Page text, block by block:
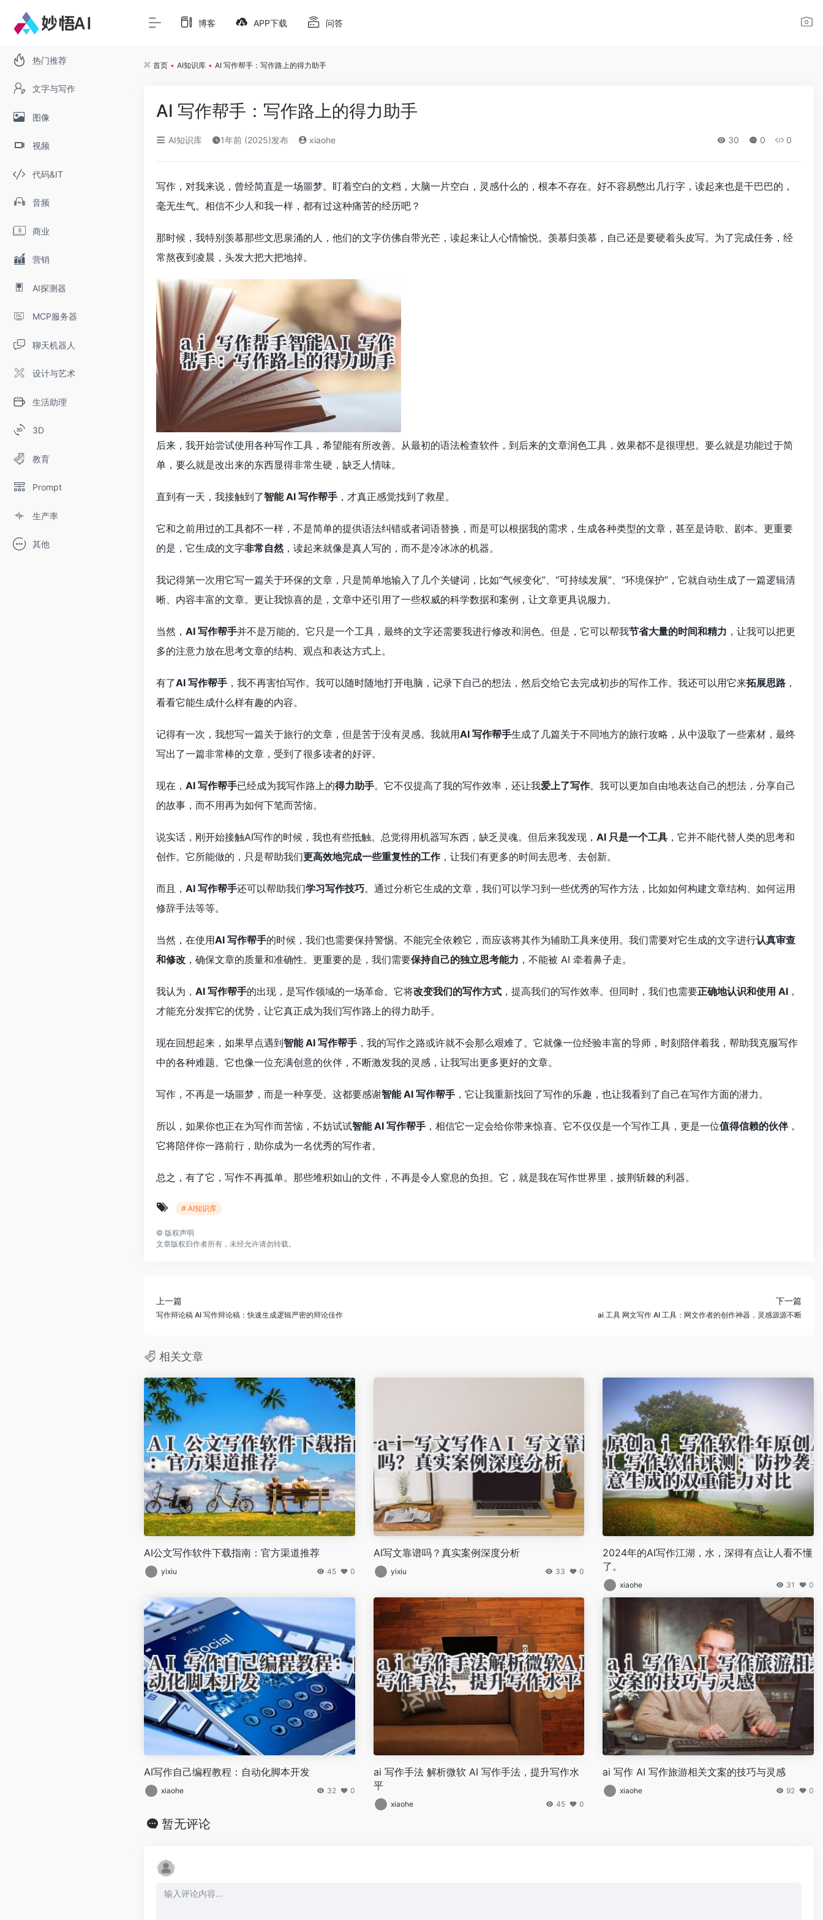
热门推荐
文字与写作
图像
视频
代码&IT
音频
商业
营销
AI探测器
MCP服务器
聊天机器人
设计与艺术
生活助理
3D
教育
Prompt
生产率
其他
博客 APP下载 问答
首页 • AI知识库 • AI 写作帮手：写作路上的得力助手
AI 写作帮手：写作路上的得力助手
AI知识库 1年前 (2025)发布 xiaohe 30 0 0
写作，对我来说，曾经简直是一场噩梦。盯着空白的文档，大脑一片空白，灵感什么的，根本不存在。好不容易憋出几行字，读起来也是干巴巴的，
毫无生气。相信不少人和我一样，都有过这种痛苦的经历吧？
那时候，我特别羡慕那些文思泉涌的人，他们的文字仿佛自带光芒，读起来让人心情愉悦。羡慕归羡慕，自己还是要硬着头皮写。为了完成任务，经
常熬夜到凌晨，头发大把大把地掉。
后来，我开始尝试使用各种写作工具，希望能有所改善。从最初的语法检查软件，到后来的文章润色工具，效果都不是很理想。要么就是功能过于简
单，要么就是改出来的东西显得非常生硬，缺乏人情味。
直到有一天，我接触到了智能 AI 写作帮手 ，才真正感觉找到了救星。
它和之前用过的工具都不一样，不是简单的提供语法纠错或者词语替换，而是可以根据我的需求，生成各种类型的文章，甚至是诗歌、剧本。更重要
的是，它生成的文字非常自然，读起来就像是真人写的，而不是冷冰冰的机器。
我记得第一次用它写一篇关于环保的文章，只是简单地输入了几个关键词，比如“气候变化”、“可持续发展”、“环境保护”，它就自动生成了一篇逻辑清
晰、内容丰富的文章。更让我惊喜的是，文章中还引用了一些权威的科学数据和案例，让文章更具说服力。
当然， AI 写作帮手并不是万能的。它只是一个工具，最终的文字还需要我进行修改和润色。但是，它可以帮我节省大量的时间和精力 ，让我可以把更
多的注意力放在思考文章的结构、观点和表达方式上。
有了AI 写作帮手 ，我不再害怕写作。我可以随时随地打开电脑，记录下自己的想法，然后交给它去完成初步的写作工作。我还可以用它来拓展思路 ，
看看它能生成什么样有趣的内容。
记得有一次，我想写一篇关于旅行的文章，但是苦于没有灵感。我就用AI 写作帮手生成了几篇关于不同地方的旅行攻略，从中汲取了一些素材，最终
写出了一篇非常棒的文章，受到了很多读者的好评。
现在， AI 写作帮手已经成为我写作路上的得力助手。它不仅提高了我的写作效率，还让我爱上了写作。我可以更加自由地表达自己的想法，分享自己
的故事，而不用再为如何下笔而苦恼。
说实话，刚开始接触AI写作的时候，我也有些抵触。总觉得用机器写东西，缺乏灵魂。但后来我发现， AI 只是一个工具 ，它并不能代替人类的思考和
创作。它所能做的，只是帮助我们更高效地完成一些重复性的工作，让我们有更多的时间去思考、去创新。
而且， AI 写作帮手还可以帮助我们学习写作技巧。通过分析它生成的文章，我们可以学习到一些优秀的写作方法，比如如何构建文章结构、如何运用
修辞手法等等。
当然，在使用AI 写作帮手的时候，我们也需要保持警惕。不能完全依赖它，而应该将其作为辅助工具来使用。我们需要对它生成的文字进行认真审查
和修改 ，确保文章的质量和准确性。更重要的是，我们需要保持自己的独立思考能力 ，不能被 AI 牵着鼻子走。
我认为， AI 写作帮手的出现，是写作领域的一场革命。它将改变我们的写作方式 ，提高我们的写作效率。但同时，我们也需要正确地认识和使用 AI ，
才能充分发挥它的优势，让它真正成为我们写作路上的得力助手。
现在回想起来，如果早点遇到智能 AI 写作帮手 ，我的写作之路或许就不会那么艰难了。它就像一位经验丰富的导师，时刻陪伴着我，帮助我克服写作
中的各种难题。它也像一位充满创意的伙伴，不断激发我的灵感，让我写出更多更好的文章。
写作，不再是一场噩梦，而是一种享受。这都要感谢智能 AI 写作帮手 ，它让我重新找回了写作的乐趣，也让我看到了自己在写作方面的潜力。
所以，如果你也正在为写作而苦恼，不妨试试智能 AI 写作帮手 ，相信它一定会给你带来惊喜。它不仅仅是一个写作工具，更是一位值得信赖的伙伴，
它将陪伴你一路前行，助你成为一名优秀的写作者。
总之，有了它，写作不再孤单。那些堆积如山的文件，不再是令人窒息的负担。它，就是我在写作世界里，披荆斩棘的利器。
# AI知识库
© 版权声明
文章版权归作者所有，未经允许请勿转载。
上一篇
写作辩论稿 AI 写作辩论稿：快速生成逻辑严密的辩论佳作
下一篇
ai 工具 网文写作 AI 工具：网文作者的创作神器，灵感源源不断
相关文章
AI公文写作软件下载指南：官方渠道推荐
yixiu 45 0
AI写文靠谱吗？真实案例深度分析
yixiu 33 0
2024年的AI写作江湖，水，深得有点让人看不懂
了。
xiaohe 31 0
AI写作自己编程教程：自动化脚本开发
xiaohe 32 0
ai 写作手法 解析微软 AI 写作手法，提升写作水
平
xiaohe 45 0
ai 写作 AI 写作旅游相关文案的技巧与灵感
xiaohe 92 0
暂无评论